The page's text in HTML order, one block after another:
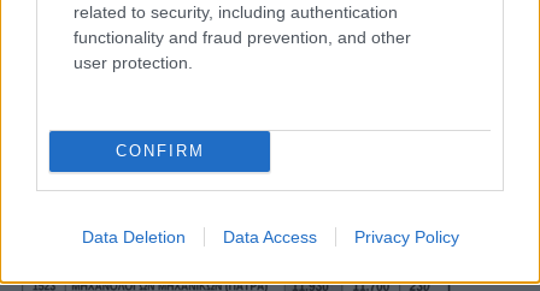
related to security, including authentication
functionality and fraud prevention, and other
user protection.
CONFIRM
Data Deletion Data Access Privacy Policy